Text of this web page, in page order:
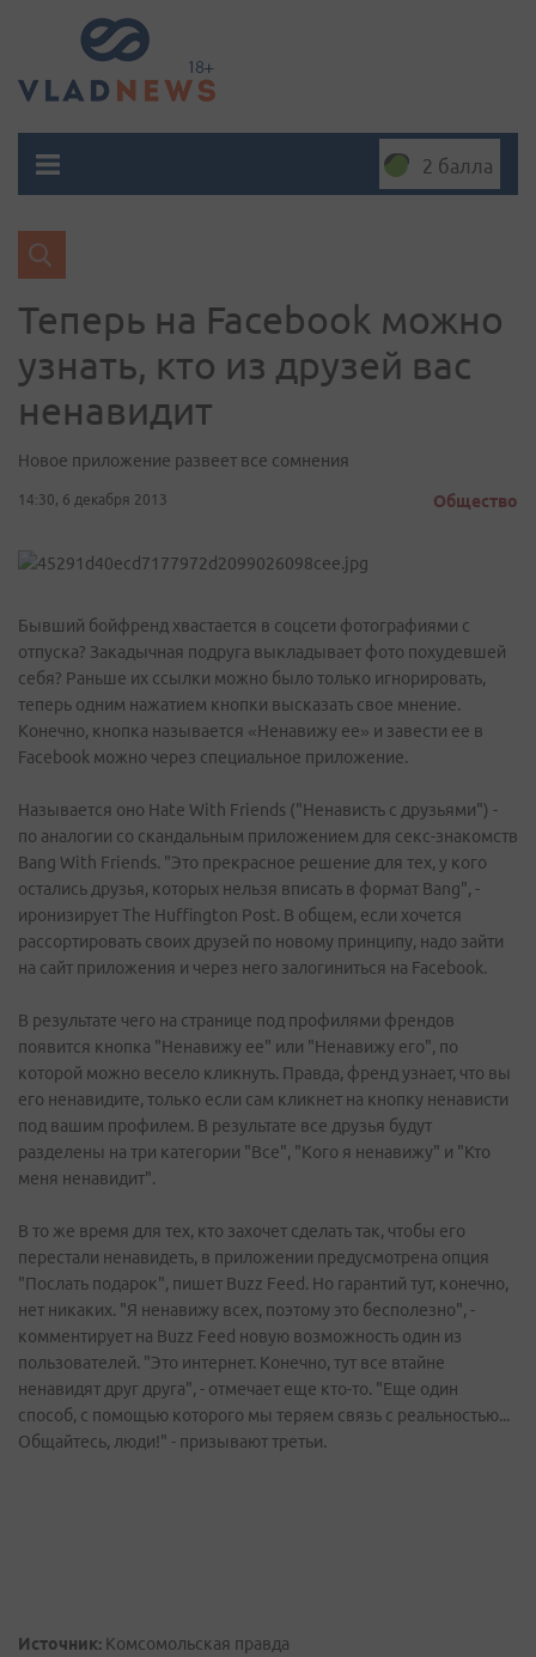
2 балла
Теперь на Facebook можно
узнать, кто из друзей вас
ненавидит
Новое приложение развеет все сомнения
14:30, 6 декабря 2013 Общество
Бывший бойфренд хвастается в соцсети фотографиями с
отпуска? Закадычная подруга выкладывает фото похудевшей
себя? Раньше их ссылки можно было только игнорировать,
теперь одним нажатием кнопки высказать свое мнение.
Конечно, кнопка называется «Ненавижу ее» и завести ее в
Facebook можно через специальное приложение.
Называется оно Hate With Friends ("Ненависть с друзьями") -
по аналогии со скандальным приложением для секс-знакомств
Bang With Friends. "Это прекрасное решение для тех, у кого
остались друзья, которых нельзя вписать в формат Bang", -
иронизирует The Huffington Post. В общем, если хочется
рассортировать своих друзей по новому принципу, надо зайти
на сайт приложения и через него залогиниться на Facebook.
В результате чего на странице под профилями френдов
появится кнопка "Ненавижу ее" или "Ненавижу его", по
которой можно весело кликнуть. Правда, френд узнает, что вы
его ненавидите, только если сам кликнет на кнопку ненависти
под вашим профилем. В результате все друзья будут
разделены на три категории "Все", "Кого я ненавижу" и "Кто
меня ненавидит".
В то же время для тех, кто захочет сделать так, чтобы его
перестали ненавидеть, в приложении предусмотрена опция
"Послать подарок", пишет Buzz Feed. Но гарантий тут, конечно,
нет никаких. "Я ненавижу всех, поэтому это бесполезно", -
комментирует на Buzz Feed новую возможность один из
пользователей. "Это интернет. Конечно, тут все втайне
ненавидят друг друга", - отмечает еще кто-то. "Еще один
способ, с помощью которого мы теряем связь с реальностью...
Общайтесь, люди!" - призывают третьи.
Источник: Комсомольская правда